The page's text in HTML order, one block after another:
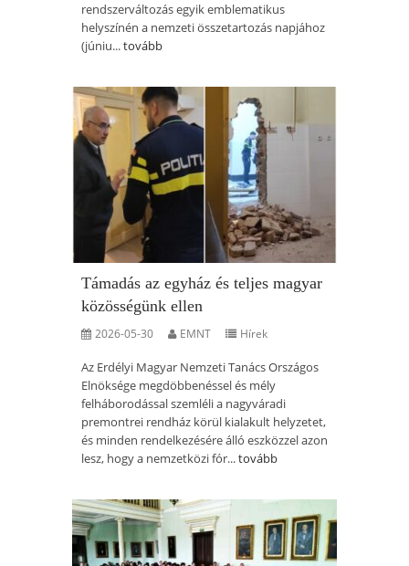
rendszerváltozás egyik emblematikus
helyszínén a nemzeti összetartozás napjához
(júniu...tovább
Támadás az egyház és teljes magyar
közösségünk ellen
2026-05-30 EMNT Hírek
Az Erdélyi Magyar Nemzeti Tanács Országos
Elnöksége megdöbbenéssel és mély
felháborodással szemléli a nagyváradi
premontrei rendház körül kialakult helyzetet,
és minden rendelkezésére álló eszközzel azon
lesz, hogy a nemzetközi fór...tovább